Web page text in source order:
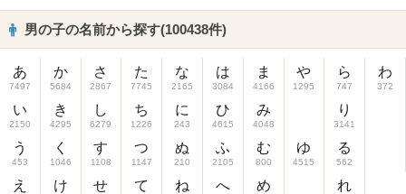
男の子の名前から探す(100438件)
あ
7497
い
2150
う
453
え
か
5684
き
4295
く
1046
け
さ
2867
し
6279
す
1108
せ
た
7745
ち
1226
つ
1147
て
な
2165
に
243
ぬ
210
ね
は
3084
ひ
4615
ふ
2105
へ
ま
4166
み
4048
む
800
め
や
1295
ゆ
4515
ら
747
り
3141
る
562
れ
わ
372